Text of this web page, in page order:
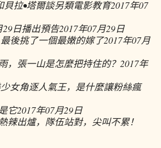
貝拉•塔爾談另類電影教育2017年07
29日播出預告2017年07月29日
後挑了一個最嫩的嫁了2017年07月
，張一山是怎麼把持住的？ 2017年
女角逐人氣王，是什麼讓粉絲瘋
它2017年07月29日
辣出爐，隊伍站對，尖叫不累！